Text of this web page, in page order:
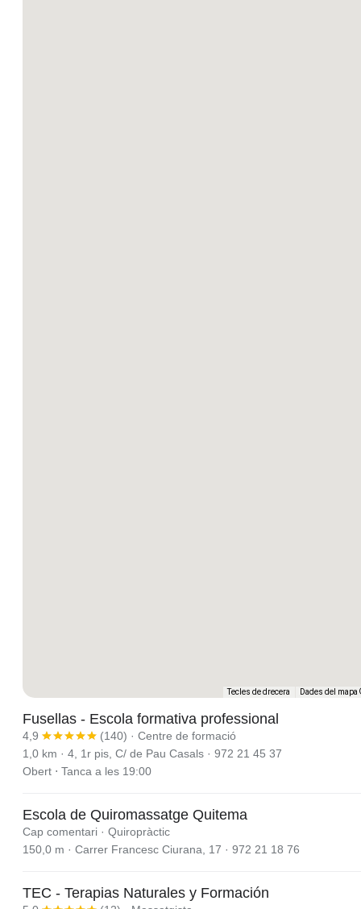
Tecles de drecera Dades del
Fusellas - Escola formativa professional
4,9 (140) · Centre de formació
1,0 km · 4, 1r pis, C/ de Pau Casals · 972 21 45 37
Obert ⋅ Tanca a les 19:00
Escola de Quiromassatge Quitema
Cap comentari · Quiropràctic
150,0 m · Carrer Francesc Ciurana, 17 · 972 21 18 76
TEC - Terapias Naturales y Formación